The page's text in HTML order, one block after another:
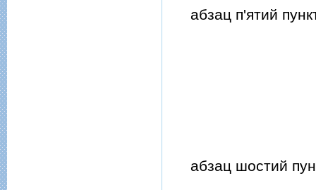
абзац п'ятий
абзац шостий